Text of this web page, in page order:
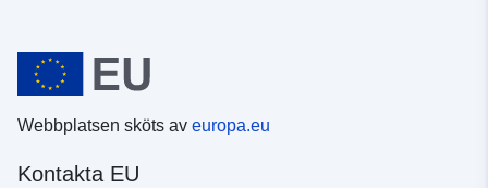
Webbplatsen sköts av europa.eu
Kontakta EU